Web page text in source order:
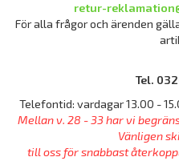
retur-
För alla frågor och ärenden
Tel.
Telefontid: vardagar 13.00 -
Mellan v. 28 - 33 har vi
Vänligen
till oss för snabbast